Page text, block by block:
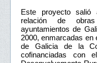
Este proyecto
relación de
ayuntamientos de
2000, enmarcadas en
de Galicia de la
cofinanciadas con